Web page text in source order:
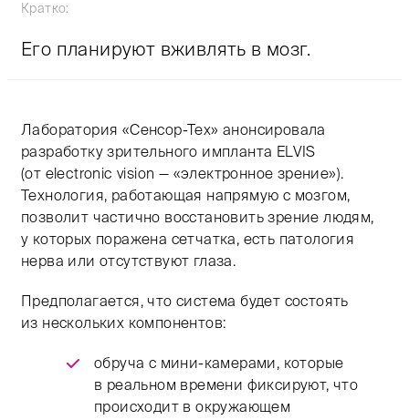
Кратко:
Его планируют вживлять в мозг.
Лаборатория «Сенсор-Тех» анонсировала
разработку зрительного импланта ELVIS
(от electronic vision — «электронное зрение»).
Технология, работающая напрямую с мозгом,
позволит частично восстановить зрение людям,
у которых поражена сетчатка, есть патология
нерва или отсутствуют глаза.
Предполагается, что система будет состоять
из нескольких компонентов:
обруча с мини-камерами, которые
в реальном времени фиксируют, что
происходит в окружающем